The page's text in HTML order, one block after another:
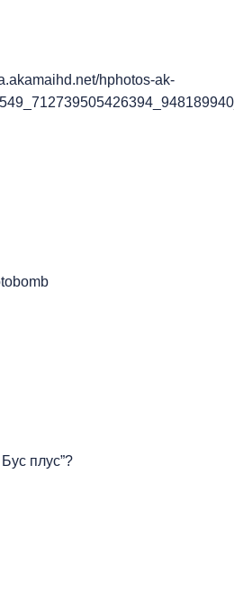
hphotos-ak-
плус”?